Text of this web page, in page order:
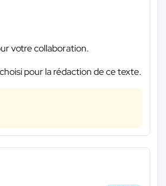
votre collaboration.
pour la rédaction de ce texte.